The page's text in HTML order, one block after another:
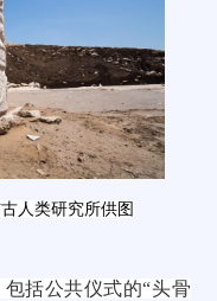
人类研究所供图
括公共仪式的“头骨